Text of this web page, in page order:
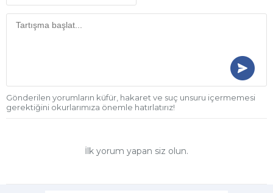
Gönderilen yorumların küfür, hakaret ve suç unsuru içermemesi
gerektiğini okurlarımıza önemle hatırlatırız!
İlk yorum yapan siz olun.